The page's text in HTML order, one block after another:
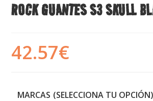
ROCK GUANTES S3 SKULL
42.57€
MARCAS